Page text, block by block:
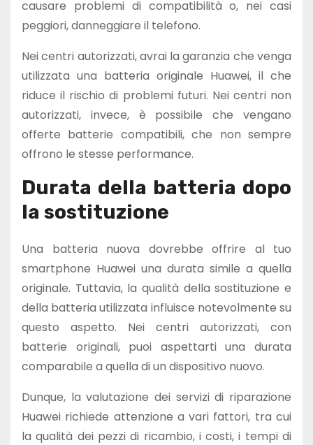
causare problemi di compatibilità o, nei casi
peggiori, danneggiare il telefono.
Nei centri autorizzati, avrai la garanzia che venga
utilizzata una batteria originale Huawei, il che
riduce il rischio di problemi futuri. Nei centri non
autorizzati, invece, è possibile che vengano
offerte batterie compatibili, che non sempre
offrono le stesse performance.
Durata della batteria dopo
la sostituzione
Una batteria nuova dovrebbe offrire al tuo
smartphone Huawei una durata simile a quella
originale. Tuttavia, la qualità della sostituzione e
della batteria utilizzata influisce notevolmente su
questo aspetto. Nei centri autorizzati, con
batterie originali, puoi aspettarti una durata
comparabile a quella di un dispositivo nuovo.
Dunque, la valutazione dei servizi di riparazione
Huawei richiede attenzione a vari fattori, tra cui
la qualità dei pezzi di ricambio, i costi, i tempi di